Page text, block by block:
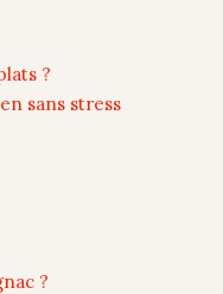
?
sans stress
?